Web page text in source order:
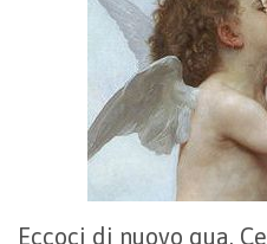
Eccoci di nuovo qua.